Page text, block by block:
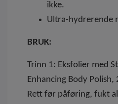
ikke.
Ultra-hydrerende
BRUK:
Trinn 1: Eksfolier med
Enhancing Body
Rett før påføring, fukt